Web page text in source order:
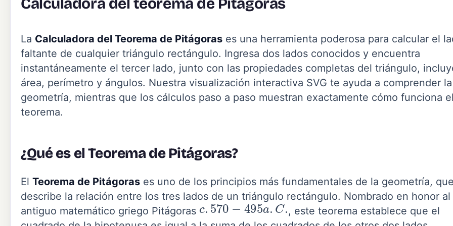
La Calculadora del Teorema de Pitágoras es una herramienta poderosa para calcular el
faltante de cualquier triángulo rectángulo. Ingresa dos lados conocidos y encuentra
instantáneamente el tercer lado, junto con las propiedades completas del triángulo,
área, perímetro y ángulos. Nuestra visualización interactiva SVG te ayuda a comprender la
geometría, mientras que los cálculos paso a paso muestran exactamente cómo funciona el
teorema.
¿Qué es el Teorema de Pitágoras?
El Teorema de Pitágoras es uno de los principios más fundamentales de la geometría, que
describe la relación entre los tres lados de un triángulo rectángulo. Nombrado en honor al
antiguo matemático griego Pitágoras c. 570− 495a.C. , este teorema establece que el